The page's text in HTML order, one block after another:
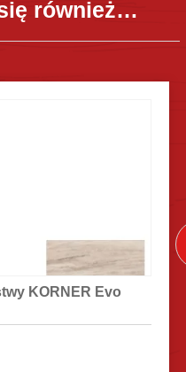
również…
KORNER Evo